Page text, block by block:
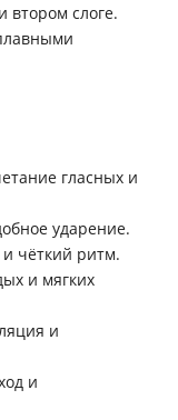
втором слоге.
гласных и
ударение.
чёткий ритм.
и мягких
и
и